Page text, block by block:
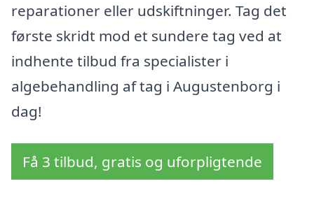
reparationer eller udskiftninger. Tag det
første skridt mod et sundere tag ved at
indhente tilbud fra specialister i
algebehandling af tag i Augustenborg i
dag!
Få 3 tilbud, gratis og uforpligtende